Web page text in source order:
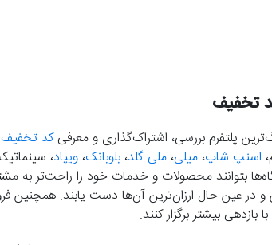
تخفیف
پلتفرم بررسی، اشتراک‌گذاری و معرفیکد تخفیف
اسنپ شاپ، میلی، ملی گلد، بلوبانک، ویپاد،
بتوانند محصولات و خدمات خود را راحت‌تر به
در عین حال ارزان‌ترین آن‌ها دست‌ یابند. همچنین
بازدهی بیشتر برگزار کنند.